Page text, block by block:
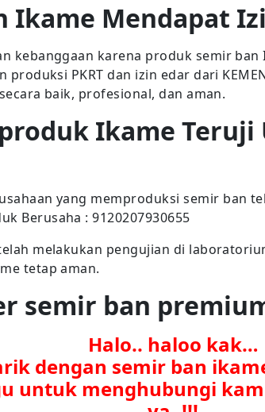
Ikame Mendapat
kebanggaan karena produk semir
produksi PKRT dan izin edar dari
baik, profesional, dan aman.
Ikame Teruji
yang memproduksi semir ban
Berusaha : 9120207930655
melakukan pengujian di
tetap aman.
semir ban
Halo.. haloo kak…
dengan semir ban
untuk menghubungi